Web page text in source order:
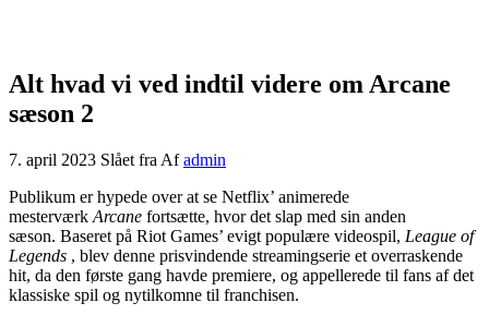
Alt hvad vi ved indtil videre om Arcane
sæson 2
7. april 2023 Slået fra Af admin
Publikum er hypede over at se Netflix’ animerede
mesterværk Arcane fortsætte, hvor det slap med sin anden
sæson. Baseret på Riot Games’ evigt populære videospil, League of
Legends , blev denne prisvindende streamingserie et overraskende
hit, da den første gang havde premiere, og appellerede til fans af det
klassiske spil og nytilkomne til franchisen.